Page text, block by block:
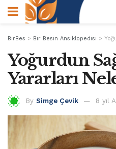
BirBes > Bir Besin Ansiklopedisi >
Yoğurdun
Yararları
By Simge Çevik 8 yıl